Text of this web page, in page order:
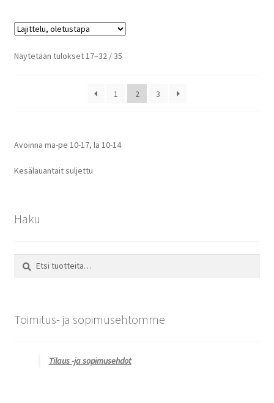
Näytetään tulokset 17–32 / 35
1 2 3
Avoinna ma-pe 10-17, la 10-14
Kesälauantait suljettu
Haku
Etsi:
Haku
Toimitus- ja sopimusehtomme
Tilaus -ja sopimusehdot